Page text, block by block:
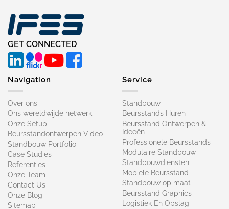
GET CONNECTED
Navigation
Over ons
Ons wereldwijde netwerk
Onze Setup
Beursstandontwerpen Video
Standbouw Portfolio
Case Studies
Referenties
Onze Team
Contact Us
Onze Blog
Sitemap
Service
Standbouw
Beursstands Huren
Beursstand Ontwerpen &
Ideeën
Professionele Beursstands
Modulaire Standbouw
Standbouwdiensten
Mobiele Beursstand
Standbouw op maat​
Beursstand Graphics
Logistiek En Opslag